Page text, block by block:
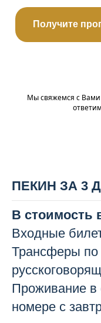
Получите
Мы свяжемся с Вами
ПЕКИН ЗА 3
В стоимость
Входные
Трансферы по
Проживание в
номере с